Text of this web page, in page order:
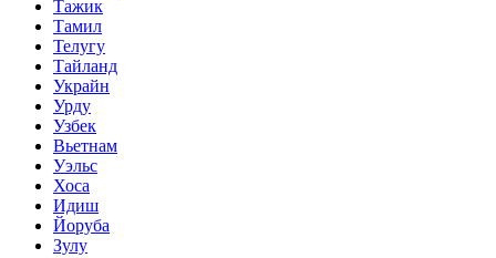
Тажик
Тамил
Телугу
Тайланд
Украйн
Урду
Узбек
Вьетнам
Уэльс
Хоса
Идиш
Йоруба
Зулу